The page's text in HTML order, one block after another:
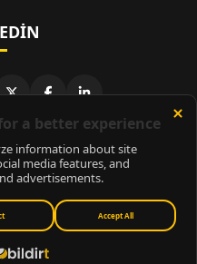
Tüm hakları saklıdır.
ve Bilişim Muhabirleri Derneği